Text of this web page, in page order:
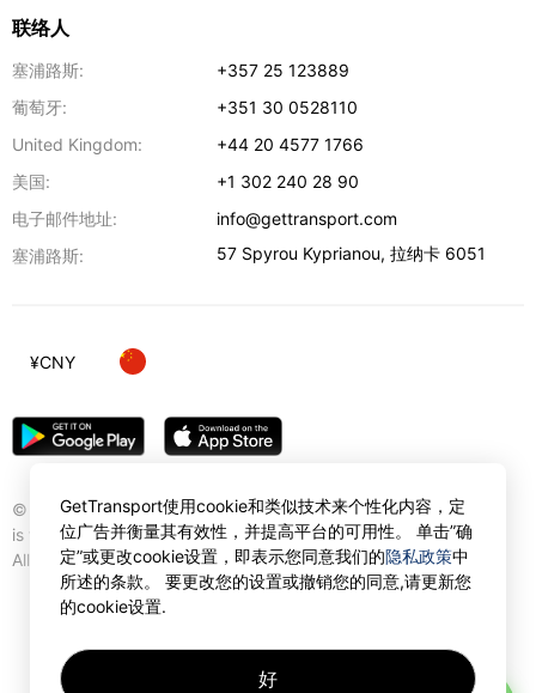
联络人
塞浦路斯:
+357 25 123889
葡萄牙:
+351 30 0528110
United Kingdom:
+44 20 4577 1766
美国:
+1 302 240 28 90
电子邮件地址:
info@gettransport.com
塞浦路斯:
57 Spyrou Kyprianou,拉纳卡 6051
© Gettransport International Limited. GetTransport®
is trademark of Gettransport International Limited.
All rights reserved.
¥CNY
GetTransport使用cookie和类似技术来个性化内容，定
位广告并衡量其有效性，并提高平台的可用性。 单击”确
定”或更改cookie设置，即表示您同意我们的隐私政策中
所述的条款。 要更改您的设置或撤销您的同意,请更新您
的cookie设置.
好